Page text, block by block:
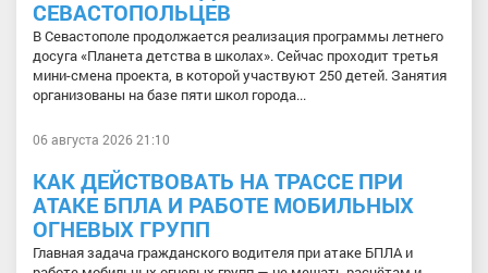
СЕВАСТОПОЛЬЦЕВ
В Севастополе продолжается реализация программы летнего
досуга «Планета детства в школах». Сейчас проходит третья
мини-смена проекта, в которой участвуют 250 детей. Занятия
организованы на базе пяти школ города...
06 августа 2026 21:10
КАК ДЕЙСТВОВАТЬ НА ТРАССЕ ПРИ
АТАКЕ БПЛА И РАБОТЕ МОБИЛЬНЫХ
ОГНЕВЫХ ГРУПП
Главная задача гражданского водителя при атаке БПЛА и